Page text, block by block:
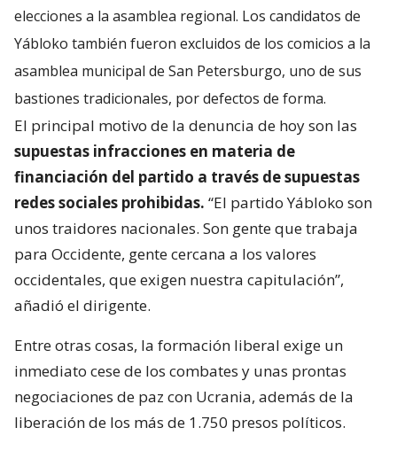
elecciones a la asamblea regional. Los candidatos de
Yábloko también fueron excluidos de los comicios a la
asamblea municipal de San Petersburgo, uno de sus
bastiones tradicionales, por defectos de forma.
El principal motivo de la denuncia de hoy son las
supuestas infracciones en materia de
financiación del partido a través de supuestas
redes sociales prohibidas. “El partido Yábloko son
unos traidores nacionales. Son gente que trabaja
para Occidente, gente cercana a los valores
occidentales, que exigen nuestra capitulación”,
añadió el dirigente.
Entre otras cosas, la formación liberal exige un
inmediato cese de los combates y unas prontas
negociaciones de paz con Ucrania, además de la
liberación de los más de 1.750 presos políticos.